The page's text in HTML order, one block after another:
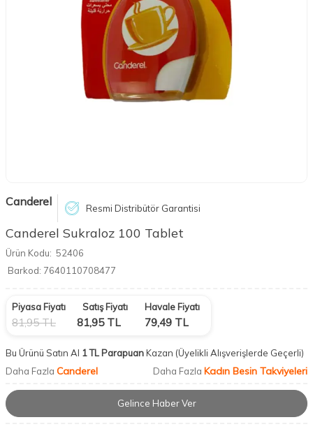
Canderel Resmi Distribütör Garantisi
Canderel Sukraloz 100 Tablet
Ürün Kodu: 52406
Barkod: 7640110708477
Piyasa Fiyatı
81,95TL
Satış Fiyatı
81,95TL
Havale Fiyatı
79,49 TL
Bu Ürünü Satın Al 1 TL ParapuanKazan (Üyelikli Alışverişlerde Geçerli)
Daha Fazla Canderel Daha Fazla Kadın Besin Takviyeleri
Gelince Haber Ver